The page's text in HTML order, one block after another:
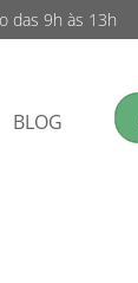
das 9h às 13h
BLOG